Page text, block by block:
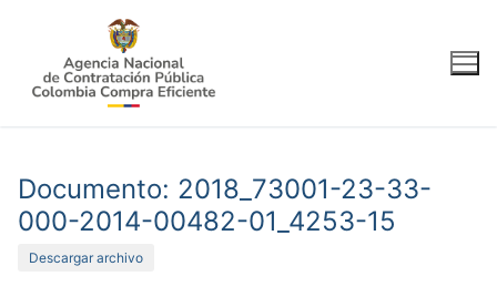
contenido
Documento: 2018_73001-23-33-
000-2014-00482-01_4253-15
Descargar archivo